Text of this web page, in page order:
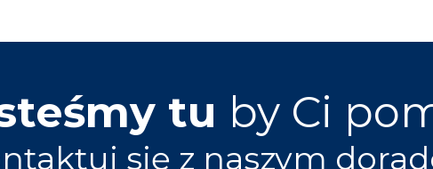
tu by Ci
się z naszym